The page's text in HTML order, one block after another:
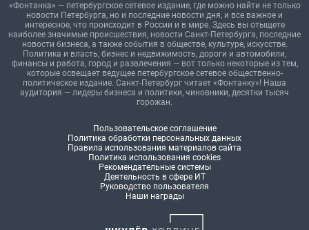
«Фонтанка» — петербургское сетевое издание, где можно найти не только
новости Петербурга, но и последние новости дня, и все важное и
интересное, что происходит в России и в мире. Здесь вы отыщете
наиболее значимые происшествия, новости Санкт-Петербурга, последние
новости бизнеса, а также события в обществе, культуре, искусстве.
Политика и власть, бизнес и недвижимость, дороги и автомобили,
финансы и работа, город и развлечения — вот только некоторые из тем,
которые освещает ведущее петербургское сетевое общественно-
политическое издание. Санкт-Петербург читает «Фонтанку»! Наша
аудитория — лидеры бизнеса и политики, чиновники, десятки тысяч
горожан.
Пользовательское соглашение
Политика обработки персональных данных
Правила использования материалов сайта
Политика использования cookies
Рекомендательные системы
Деятельность в сфере ИТ
Руководство пользователя
Наши награды